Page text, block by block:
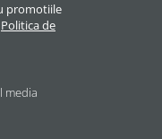
promotiile
Politica de
media